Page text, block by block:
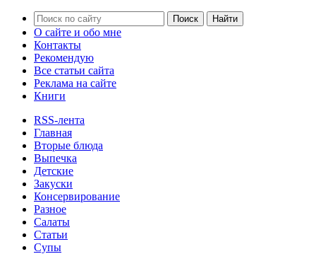
О сайте и обо мне
Контакты
Рекомендую
Все статьи сайта
Реклама на сайте
Книги
RSS-лента
Главная
Вторые блюда
Выпечка
Детские
Закуски
Консервирование
Разное
Салаты
Статьи
Супы